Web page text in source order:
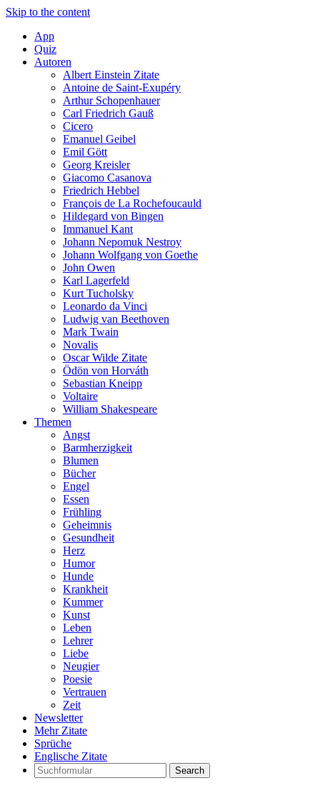
Skip to the content
App
Quiz
Autoren
Albert Einstein Zitate
Antoine de Saint-Exupéry
Arthur Schopenhauer
Carl Friedrich Gauß
Cicero
Emanuel Geibel
Emil Gött
Georg Kreisler
Giacomo Casanova
Friedrich Hebbel
François de La Rochefoucauld
Hildegard von Bingen
Immanuel Kant
Johann Nepomuk Nestroy
Johann Wolfgang von Goethe
John Owen
Karl Lagerfeld
Kurt Tucholsky
Leonardo da Vinci
Ludwig van Beethoven
Mark Twain
Novalis
Oscar Wilde Zitate
Ödön von Horváth
Sebastian Kneipp
Voltaire
William Shakespeare
Themen
Angst
Barmherzigkeit
Blumen
Bücher
Engel
Essen
Frühling
Geheimnis
Gesundheit
Herz
Humor
Hunde
Krankheit
Kummer
Kunst
Leben
Lehrer
Liebe
Neugier
Poesie
Vertrauen
Zeit
Newsletter
Mehr Zitate
Sprüche
Englische Zitate
Search